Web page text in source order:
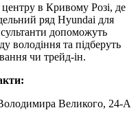
в Кривому Розі, де
ряд Hyundai для
допоможуть
володіння та підберуть
чи трейд-ін.
Великого, 24-А